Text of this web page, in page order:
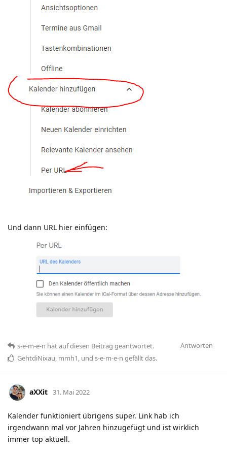
Und dann URL hier einfügen:
Antworten
s-e-m-e-n hatauf diesen Beitrag geantwortet.
GehtdiNixau, mmh1, und s-e-m-e-n gefällt das.
aXXit 31. Mai 2022
Kalender funktioniert übrigens super. Link hab ich
irgendwann mal vor Jahren hinzugefügt und ist wirklich
immer top aktuell.